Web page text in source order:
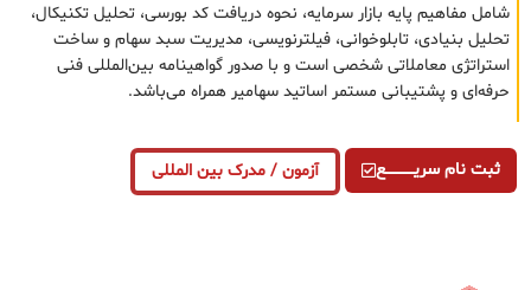
شامل مفاهیم پایه بازار سرمایه، نحوه دریافت کد بورسی، تحلیل تکنیکال،
تحلیل بنیادی، تابلوخوانی، فیلترنویسی، مدیریت سبد سهام و ساخت
استراتژی معاملاتی شخصی است و با صدور گواهینامه بین‌المللی فنی
حرفه‌ای و پشتیبانی مستمر اساتید سهامیر همراه می‌باشد.
ثبت نام سریــــــــــــع آزمون / مدرک بین المللی